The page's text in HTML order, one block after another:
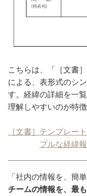
こちらは、「［文書
による、表形式のシ
す。経緯の詳細を一
理解しやすいのが特徴
［文書］テンプレー
プルな経緯
「社内の情報を、簡
チームの情報を、最